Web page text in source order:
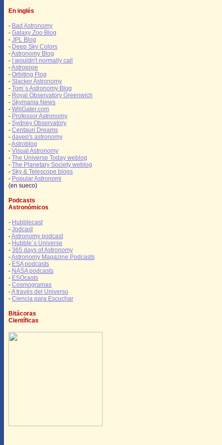
En inglés
- Bad Astronomy
- Galaxy Zoo Blog
- JPL Blog
- Deep Sky Colors
-Astronomy Blog
- I wouldn't normally call
-Astropixie
- Orbiting Flog
- Slacker Astronomy
- Tom´s Astronomy Blog
- Royal Observatory Greenwich
- Skymania News
- WillGater.com
- Professor Astronomy
- Sydney Observatory
- Centauri Dreams
- davep's astronomy
-Astroblog
- Visual Astronomy
- The Universe Today weblog
- The Planetary Society weblog
- Sky & Telescope blogs
- Popular Astronomi
(en sueco)
Podcasts
Astronómicos
- Hubblecast
- Jodcast
-Astronomy podcast
- Hubble´s Universe
- 365 days of Astronomy
-Astronomy Magazine Podcasts
- ESA podcasts
- NASA podcasts
- ESOcasts
- Cosmogramas
-A través del Universo
- Ciencia para Escuchar
Bitácoras
Científicas